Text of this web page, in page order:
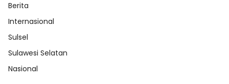
Berita
Internasional
Sulsel
Sulawesi Selatan
Nasional